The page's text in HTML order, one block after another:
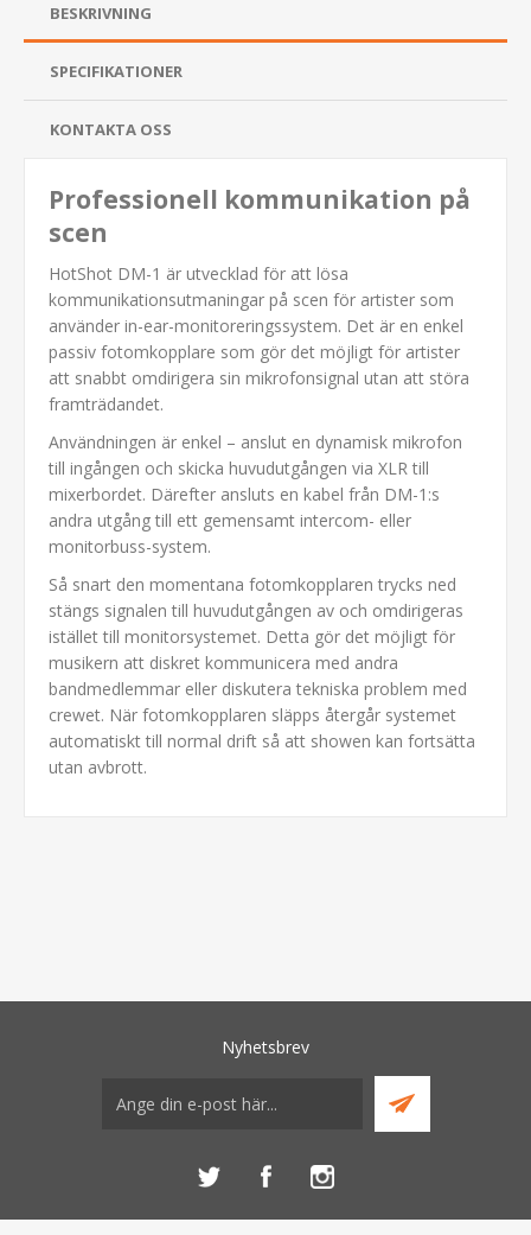
BESKRIVNING
SPECIFIKATIONER
KONTAKTA OSS
Professionell kommunikation på
scen
HotShot DM-1 är utvecklad för att lösa
kommunikationsutmaningar på scen för artister som
använder in-ear-monitoreringssystem. Det är en enkel
passiv fotomkopplare som gör det möjligt för artister
att snabbt omdirigera sin mikrofonsignal utan att störa
framträdandet.
Användningen är enkel – anslut en dynamisk mikrofon
till ingången och skicka huvudutgången via XLR till
mixerbordet. Därefter ansluts en kabel från DM-1:s
andra utgång till ett gemensamt intercom- eller
monitorbuss-system.
Så snart den momentana fotomkopplaren trycks ned
stängs signalen till huvudutgången av och omdirigeras
istället till monitorsystemet. Detta gör det möjligt för
musikern att diskret kommunicera med andra
bandmedlemmar eller diskutera tekniska problem med
crewet. När fotomkopplaren släpps återgår systemet
automatiskt till normal drift så att showen kan fortsätta
utan avbrott.
Nyhetsbrev